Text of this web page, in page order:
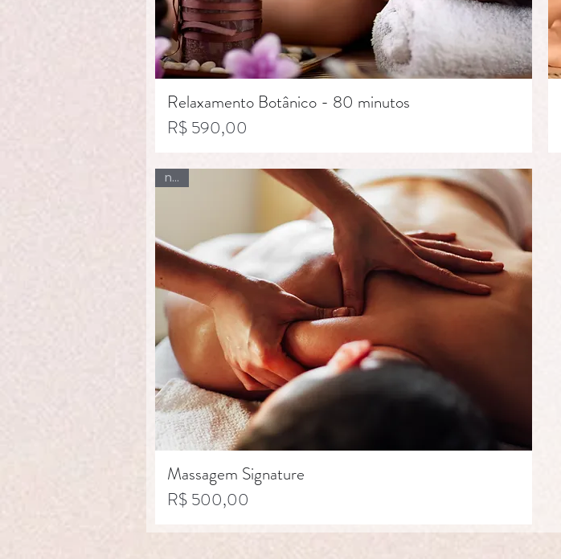
Relaxamento Botânico - 80 minutos
Preço
R$ 590,00
new
Massagem Signature
Preço
R$ 500,00